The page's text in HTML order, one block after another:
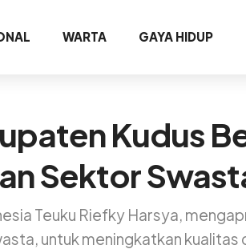
WARTA GAYA HIDUP
Kudus
Sektor
Teuku Riefky Harsya,
untuk meningkatkan kualitas